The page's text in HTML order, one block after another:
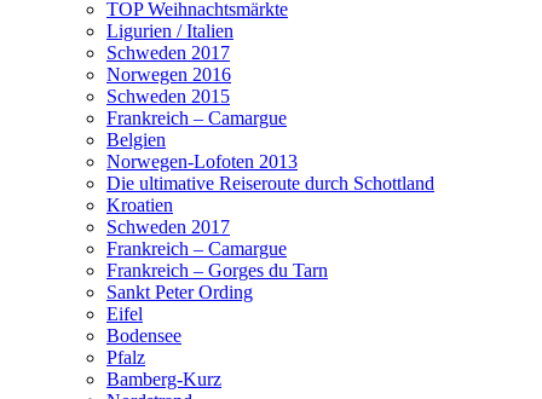
TOP Weihnachtsmärkte
Ligurien / Italien
Schweden 2017
Norwegen 2016
Schweden 2015
Frankreich – Camargue
Belgien
Norwegen-Lofoten 2013
Die ultimative Reiseroute durch Schottland
Kroatien
Schweden 2017
Frankreich – Camargue
Frankreich – Gorges du Tarn
Sankt Peter Ording
Eifel
Bodensee
Pfalz
Bamberg-Kurz